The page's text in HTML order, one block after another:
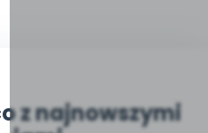
z najnowszymi